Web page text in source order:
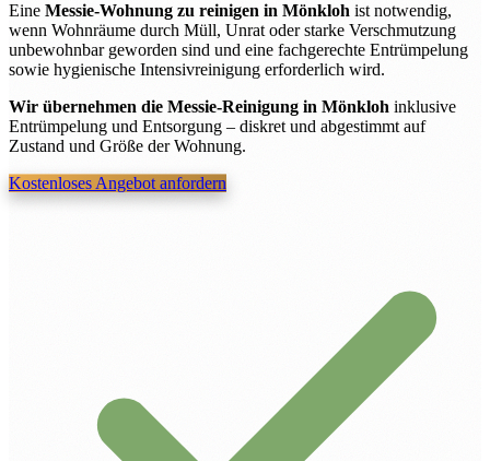
Eine Messie-Wohnung zu reinigen in Mönkloh ist notwendig,
wenn Wohnräume durch Müll, Unrat oder starke Verschmutzung
unbewohnbar geworden sind und eine fachgerechte Entrümpelung
sowie hygienische Intensivreinigung erforderlich wird.
Wir übernehmen die Messie-Reinigung in Mönkloh inklusive
Entrümpelung und Entsorgung – diskret und abgestimmt auf
Zustand und Größe der Wohnung.
Kostenloses Angebot anfordern